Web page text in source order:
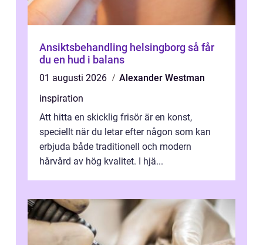
Ansiktsbehandling helsingborg så får
du en hud i balans
01 augusti 2026
Alexander Westman
inspiration
Att hitta en skicklig frisör är en konst,
speciellt när du letar efter någon som kan
erbjuda både traditionell och modern
hårvård av hög kvalitet. I hjä...